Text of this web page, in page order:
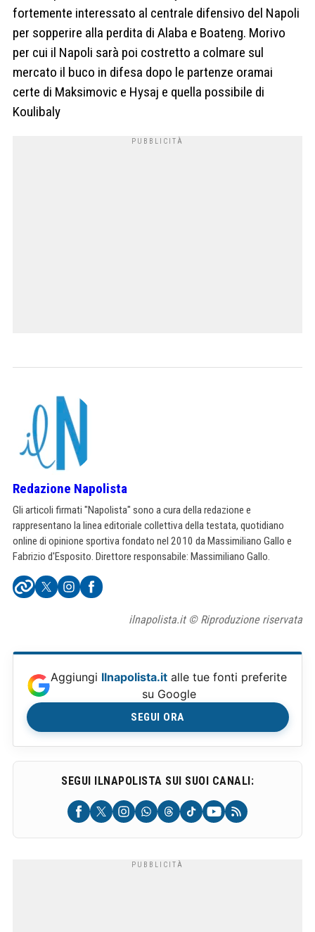
fortemente interessato al centrale difensivo del Napoli
per sopperire alla perdita di Alaba e Boateng. Morivo
per cui il Napoli sarà poi costretto a colmare sul
mercato il buco in difesa dopo le partenze oramai
certe di Maksimovic e Hysaj e quella possibile di
Koulibaly
Redazione Napolista
Gli articoli firmati "Napolista" sono a cura della redazione e
rappresentano la linea editoriale collettiva della testata, quotidiano
online di opinione sportiva fondato nel 2010 da Massimiliano Gallo e
Fabrizio d'Esposito. Direttore responsabile: Massimiliano Gallo.
ilnapolista.it © Riproduzione riservata
Aggiungi Ilnapolista.it alle tue fonti preferite
su Google
SEGUI ORA
SEGUI ILNAPOLISTA SUI SUOI CANALI: